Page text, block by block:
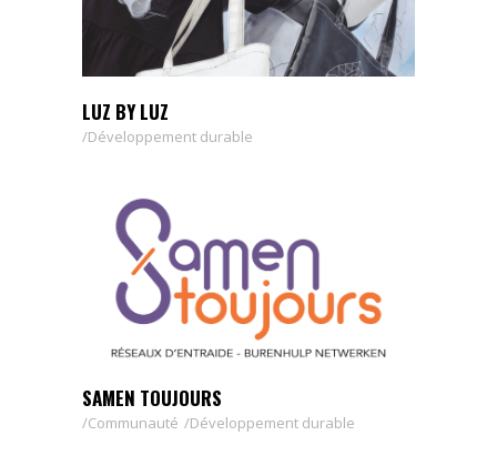
LUZ BY LUZ
Développement durable
SAMEN TOUJOURS
Communauté Développement durable